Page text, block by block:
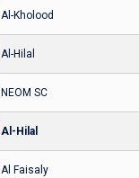
Al-Kholood
Al-Hilal
NEOM SC
Al-Hilal
Al Faisaly